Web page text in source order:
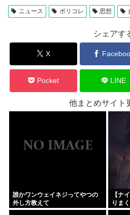
ニュース ポリコレ 思想
シェアす
X
Pocket LINE
他まとめサイト
誰かワンウェイネジってやつの
外し方教えて
【ナ
りま
する